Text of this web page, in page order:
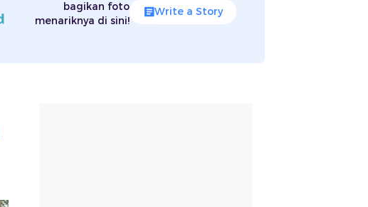
bagikan foto
menariknya di sini!
Write a Story